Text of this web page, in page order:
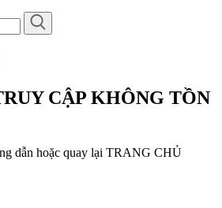
CẬP KHÔNG TỒN
dẫn hoặc quay lại TRANG CHỦ